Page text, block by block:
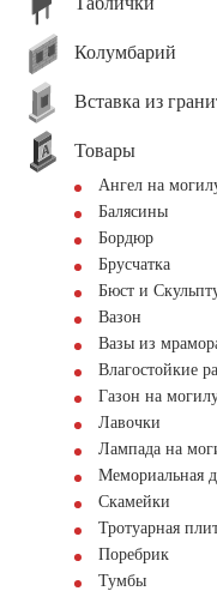
Колумбарий
Вставка из
Товары
Ангел на
Балясины
Бордюр
Брусчатка
Бюст и
Вазон
Вазы из
Влагостойкие
Газон на
Лавочки
Лампада на
Мемориальная
Скамейки
Тротуарная
Поребрик
Тумбы